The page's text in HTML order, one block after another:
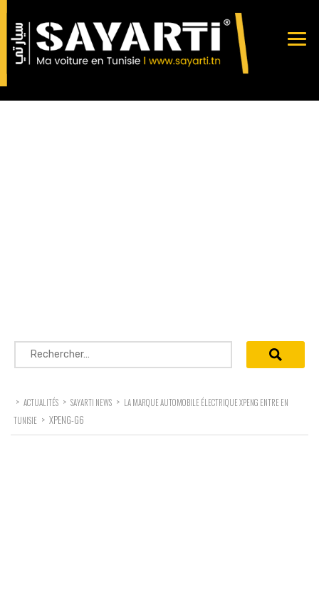
Rechercher :
> ACTUALITÉS > SAYARTI NEWS > LA MARQUE AUTOMOBILE ÉLECTRIQUE XPENG ENTRE EN
TUNISIE > XPENG-G6